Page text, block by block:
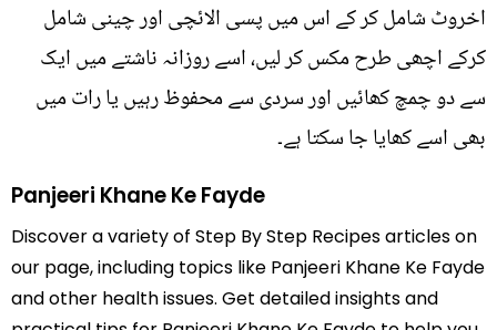
اخروٹ شامل کر کے اس میں پسی الائچی اور چینی شامل
کرکے اچھی طرح مکس کر لیں، اسے روزانہ ناشتے میں ایک
سے دو چمچ کھائیں اور سردی سے محفوظ رہیں یا رات میں
بھی اسے کھایا جا سکتا ہے۔
Panjeeri Khane Ke Fayde
Discover a variety of Step By Step Recipes articles on
our page, including topics like Panjeeri Khane Ke Fayde
and other health issues. Get detailed insights and